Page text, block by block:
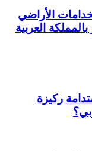
الأراضي
العربية
ركيزة